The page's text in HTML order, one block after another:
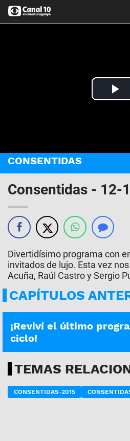
CONSENTIDAS
Consentidas - 12-
Divertidísimo programa con
invitados de lujo. Esta vez
Acuña, Raúl Castro y Sergio
CAPÍTULOS
CONSENTIDAS | 26-12-2020
¡Reviví el último
ciclo!
TEMAS
CONSENTIDAS-2015